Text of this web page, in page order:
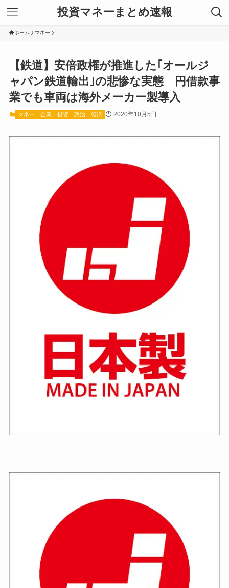
投資マネーまとめ速報
ホーム マネー
【鉄道】安倍政権が推進した｢オールジ
ャパン鉄道輸出｣の悲惨な実態 円借款事
業でも車両は海外メーカー製導入
マネー 企業 投資 政治 経済 2020年10月5日